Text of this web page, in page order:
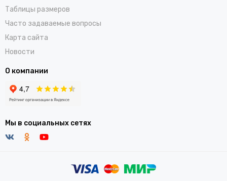
Таблицы размеров
Часто задаваемые вопросы
Карта сайта
Новости
О компании
Мы в социальных сетях